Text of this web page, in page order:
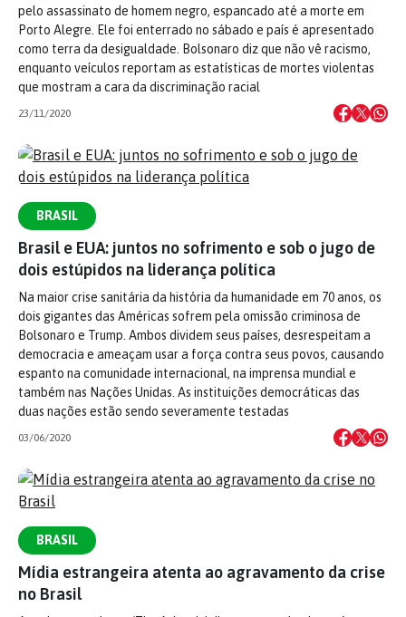
pelo assassinato de homem negro, espancado até a morte em
Porto Alegre. Ele foi enterrado no sábado e país é apresentado
como terra da desigualdade. Bolsonaro diz que não vê racismo,
enquanto veículos reportam as estatísticas de mortes violentas
que mostram a cara da discriminação racial
23/11/2020
BRASIL
Brasil e EUA: juntos no sofrimento e sob o jugo de
dois estúpidos na liderança política
Na maior crise sanitária da história da humanidade em 70 anos, os
dois gigantes das Américas sofrem pela omissão criminosa de
Bolsonaro e Trump. Ambos dividem seus países, desrespeitam a
democracia e ameaçam usar a força contra seus povos, causando
espanto na comunidade internacional, na imprensa mundial e
também nas Nações Unidas. As instituições democráticas das
duas nações estão sendo severamente testadas
03/06/2020
BRASIL
Mídia estrangeira atenta ao agravamento da crise
no Brasil